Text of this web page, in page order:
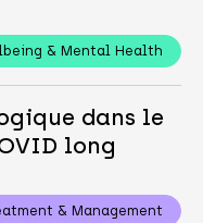
& Mental Health
dans le
long
& Management